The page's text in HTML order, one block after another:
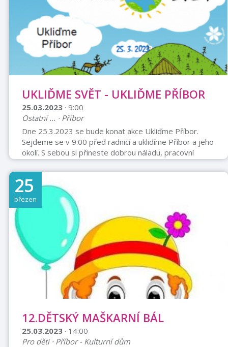
UKLIĎME SVĚT - UKLIĎME PŘÍBOR
25.03.2023 · 9:00
Ostatní ... · Příbor
Dne 25.3.2023 se bude konat akce Ukliďme Příbor.
Sejdeme se v 9:00 před radnicí a uklidíme Příbor a jeho
okolí. S sebou si přineste dobrou náladu, pracovní
rukavice a pevnou obuv. Pytle budou zajištěny.
25
březen
12.DĚTSKÝ MAŠKARNÍ BÁL
25.03.2023 · 14:00
Pro děti · Příbor - Kulturní dům